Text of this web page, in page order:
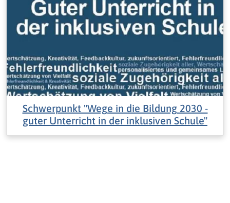
Schwerpunkt "Wege in die Bildung 2030 -
guter Unterricht in der inklusiven Schule"